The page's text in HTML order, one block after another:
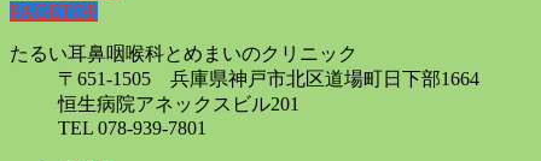
PAGETOP
たるい耳鼻咽喉科とめまいのクリニック
〒651-1505 兵庫県神戸市北区道場町日下部1664
恒生病院アネックスビル201
TEL 078-939-7801